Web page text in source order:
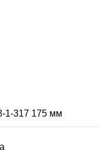
1-317 175 мм